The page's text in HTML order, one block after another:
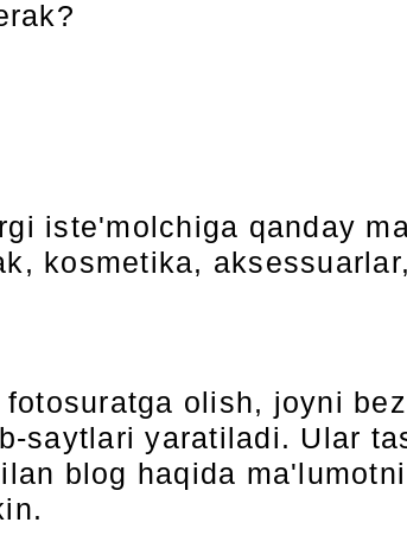
iste'molchiga qanday
kosmetika,
olish, joyni
saytlari yaratiladi. Ular
blog haqida